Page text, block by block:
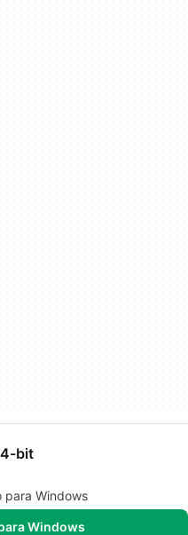
bit
para Windows
Windows